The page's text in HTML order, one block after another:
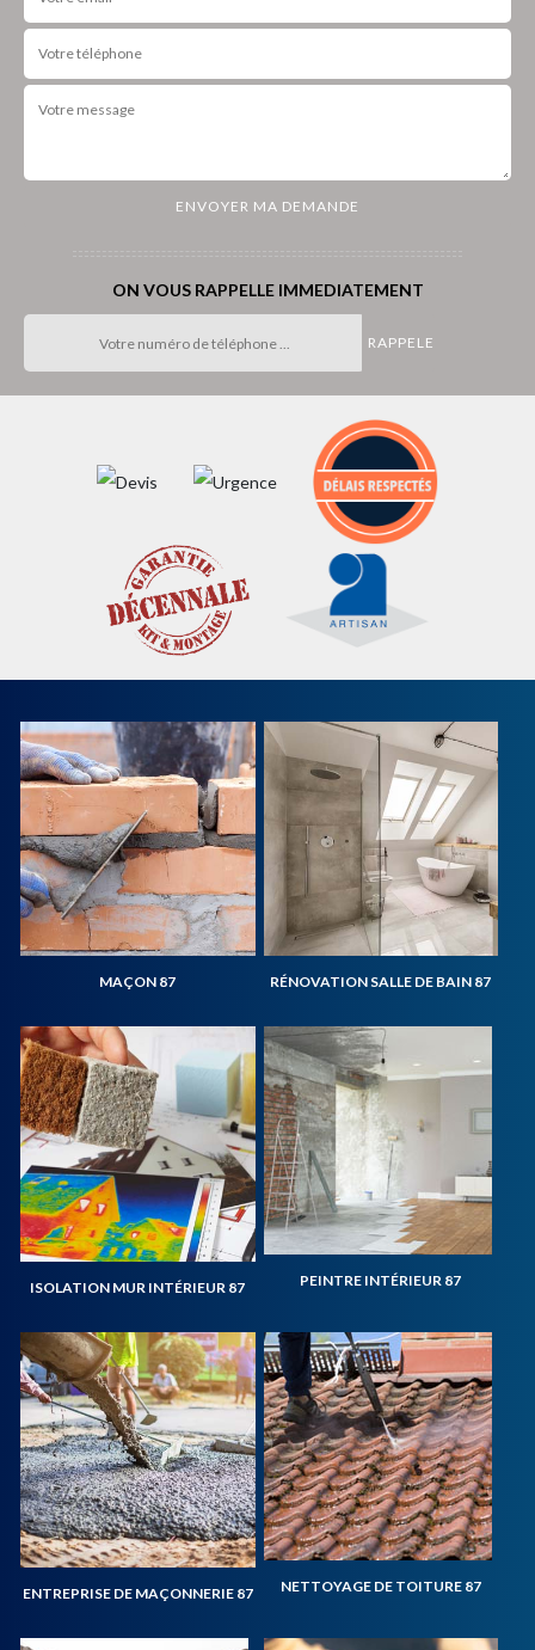
ON VOUS RAPPELLE IMMEDIATEMENT
MAÇON 87 RÉNOVATION SALLE DE BAIN 87
ISOLATION MUR INTÉRIEUR 87 PEINTRE INTÉRIEUR 87
ENTREPRISE DE MAÇONNERIE 87 NETTOYAGE DE TOITURE 87